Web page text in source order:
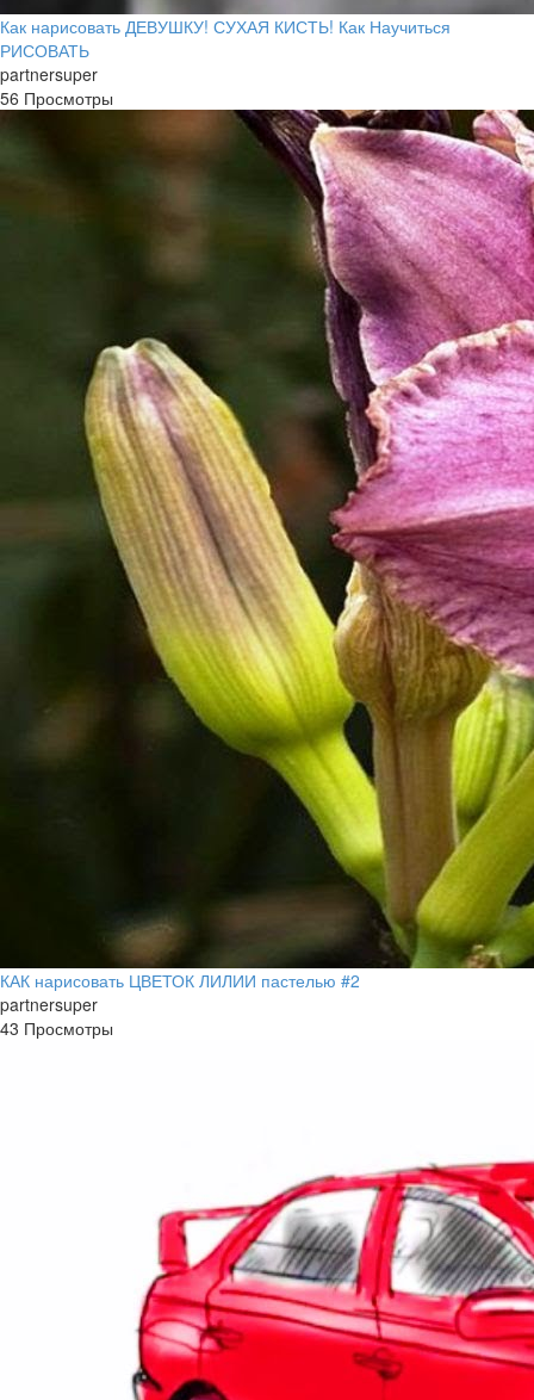
Как нарисовать ДЕВУШКУ! СУХАЯ КИСТЬ! Как Научиться
РИСОВАТЬ
partnersuper
56 Просмотры
КАК нарисовать ЦВЕТОК ЛИЛИИ пастелью #2
partnersuper
43 Просмотры